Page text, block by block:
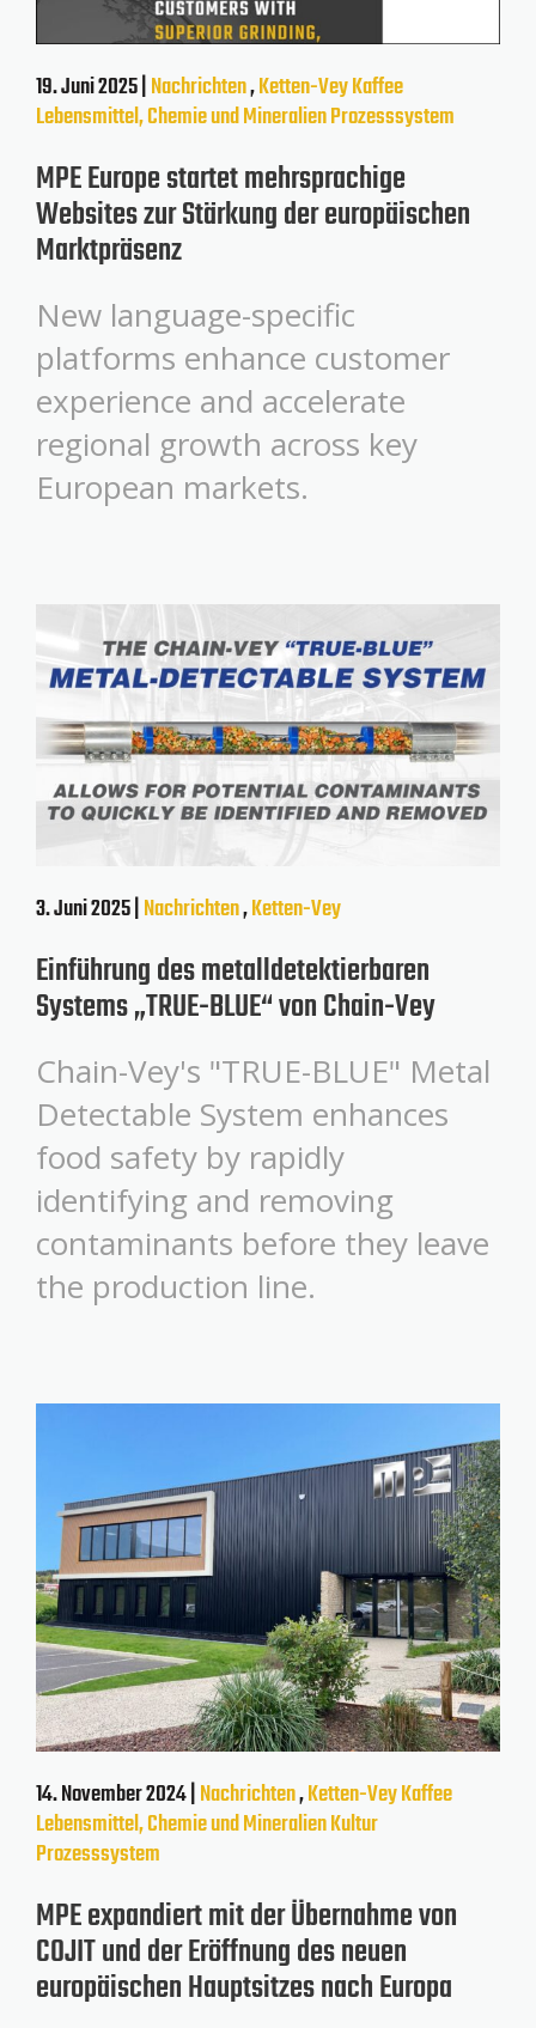
19. Juni 2025 |Nachrichten,Ketten-VeyKaffee
Lebensmittel, Chemie und MineralienProzesssystem
MPE Europe startet mehrsprachige
Websites zur Stärkung der europäischen
Marktpräsenz
New language-specific
platforms enhance customer
experience and accelerate
regional growth across key
European markets.
3. Juni 2025 |Nachrichten,Ketten-Vey
Einführung des metalldetektierbaren
Systems „TRUE-BLUE“ von Chain-Vey
Chain-Vey's "TRUE-BLUE" Metal
Detectable System enhances
food safety by rapidly
identifying and removing
contaminants before they leave
the production line.
14. November 2024 |Nachrichten,Ketten-VeyKaffee
Lebensmittel, Chemie und MineralienKultur
Prozesssystem
MPE expandiert mit der Übernahme von
COJIT und der Eröffnung des neuen
europäischen Hauptsitzes nach Europa